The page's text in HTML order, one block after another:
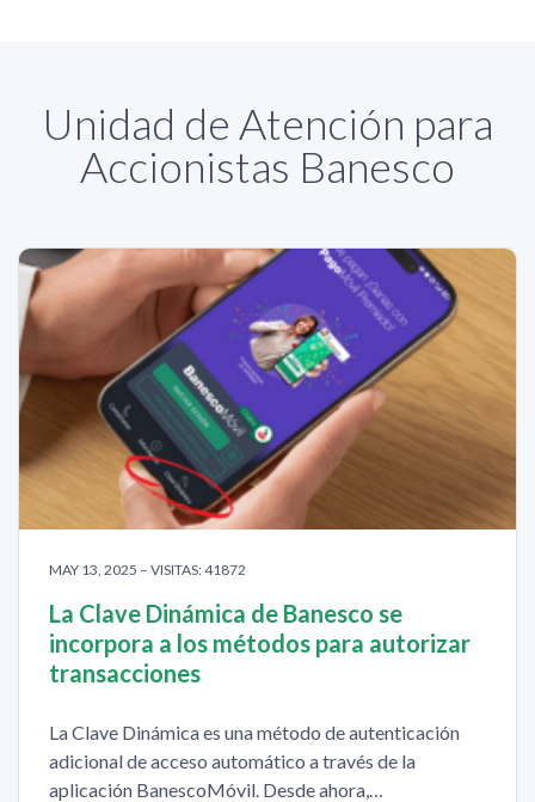
Unidad de Atención para
Accionistas Banesco
MAY 13, 2025 – VISITAS: 41872
La Clave Dinámica de Banesco se
incorpora a los métodos para autorizar
transacciones
La Clave Dinámica es una método de autenticación
adicional de acceso automático a través de la
aplicación BanescoMóvil. Desde ahora,…